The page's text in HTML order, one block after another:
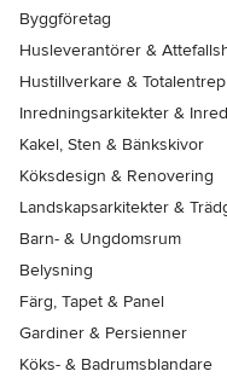
Byggföretag
Husleverantörer &
Hustillverkare &
Inredningsarkitekter &
Kakel, Sten & Bänkskivor
Köksdesign & Renovering
Landskapsarkitekter &
Barn- & Ungdomsrum
Belysning
Färg, Tapet & Panel
Gardiner & Persienner
Köks- & Badrumsblandare